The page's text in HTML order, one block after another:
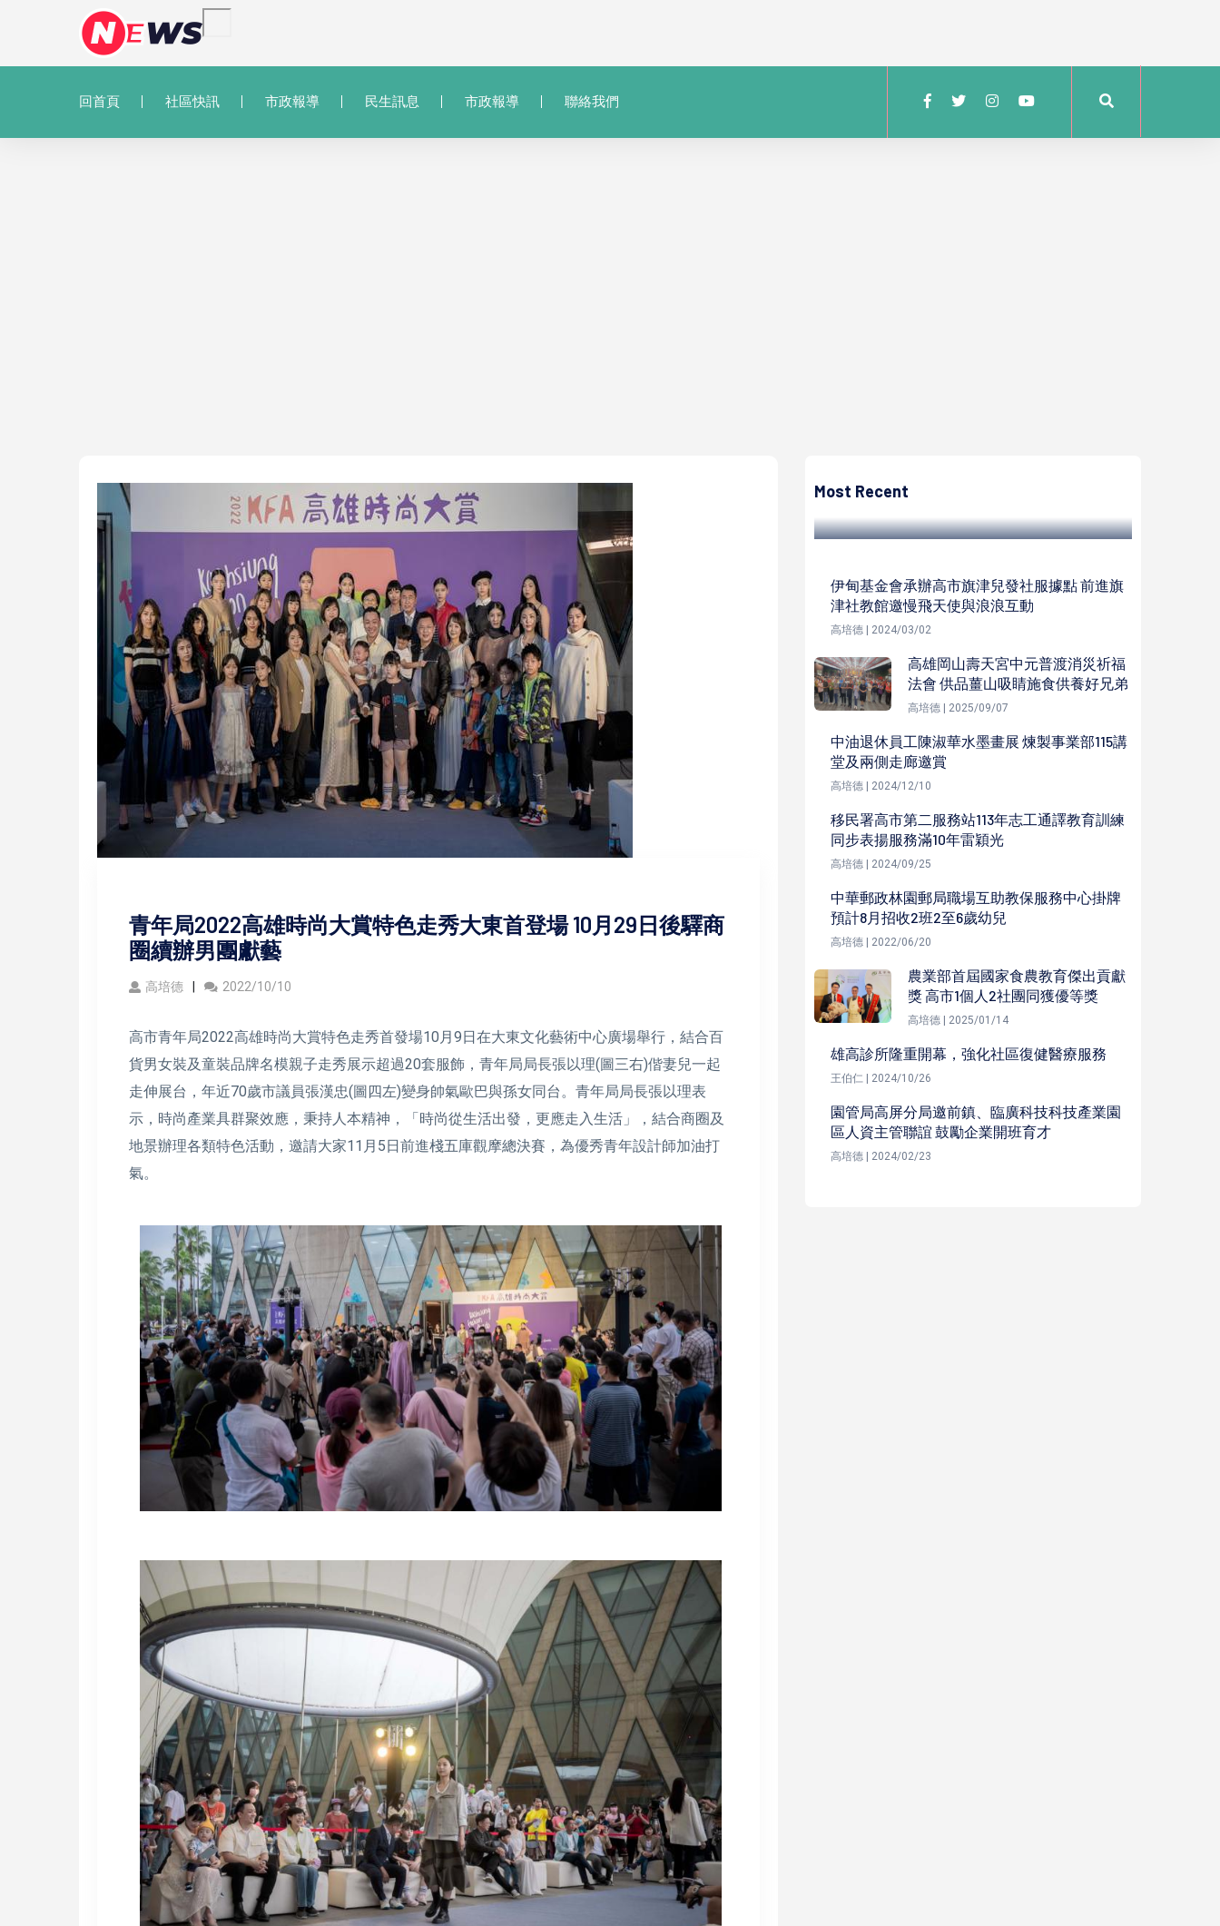
回首頁 社區快訊 市政報導 民生訊息 市政報導 聯絡我們
青年局2022高雄時尚大賞特色走秀大東首登場 10月29日後驛商
圈續辦男團獻藝
高培德 2022/10/10
高市青年局2022高雄時尚大賞特色走秀首發場10月9日在大東文化藝術中心廣場舉行，結合百
貨男女裝及童裝品牌名模親子走秀展示超過20套服飾，青年局局長張以理(圖三右)偕妻兒一起
走伸展台，年近70歲市議員張漢忠(圖四左)變身帥氣歐巴與孫女同台。青年局局長張以理表
示，時尚產業具群聚效應，秉持人本精神，「時尚從生活出發，更應走入生活」，結合商圈及
地景辦理各類特色活動，邀請大家11月5日前進棧五庫觀摩總決賽，為優秀青年設計師加油打
氣。
Most Recent
市府攜手7公私單位參展智慧綠能科學城
伊甸基金會承辦高市旗津兒發社服據點 前進旗
津社教館邀慢飛天使與浪浪互動
高培德 | 2024/03/02
高雄岡山壽天宮中元普渡消災祈福
法會 供品薑山吸睛施食供養好兄弟
高培德 | 2025/09/07
中油退休員工陳淑華水墨畫展 煉製事業部115講
堂及兩側走廊邀賞
高培德 | 2024/12/10
移民署高市第二服務站113年志工通譯教育訓練
同步表揚服務滿10年雷穎光
高培德 | 2024/09/25
中華郵政林園郵局職場互助教保服務中心掛牌
預計8月招收2班2至6歲幼兒
高培德 | 2022/06/20
農業部首屆國家食農教育傑出貢獻
獎 高市1個人2社團同獲優等獎
高培德 | 2025/01/14
雄高診所隆重開幕，強化社區復健醫療服務
王伯仁 | 2024/10/26
園管局高屏分局邀前鎮、臨廣科技科技產業園
區人資主管聯誼 鼓勵企業開班育才
高培德 | 2024/02/23